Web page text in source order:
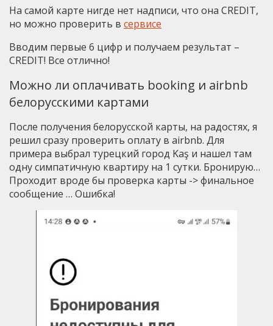
На самой карте нигде нет надписи, что она CREDIT,
но можно проверить в сервисе
Вводим первые 6 цифр и получаем результат –
CREDIT! Все отлично!
Можно ли оплачивать booking и airbnb
белорусскими картами
После получения белорусской карты, на радостях, я
решил сразу проверить оплату в airbnb. Для
примера выбрал турецкий город Kaş и нашел там
одну симпатичную квартиру на 1 сутки. Бронирую…
Проходит вроде бы проверка карты -> финальное
сообщение … Ошибка!